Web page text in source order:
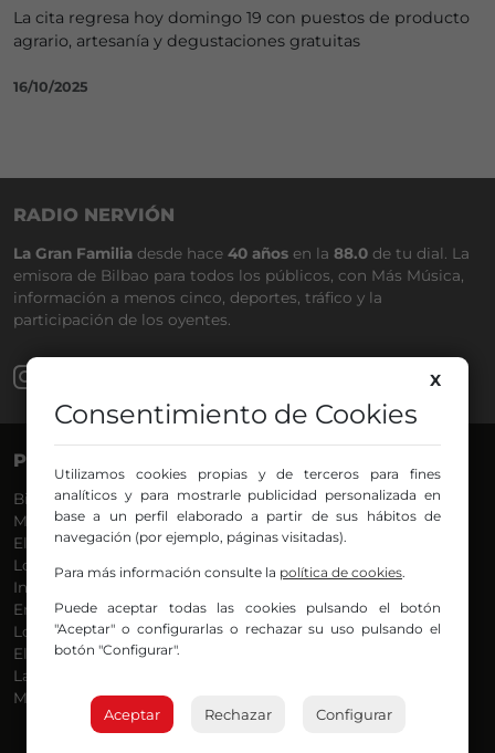
La cita regresa hoy domingo 19 con puestos de producto
agrario, artesanía y degustaciones gratuitas
16/10/2025
RADIO NERVIÓN
La Gran Familia desde hace 40 años en la 88.0 de tu dial. La
emisora de Bilbao para todos los públicos, con Más Música,
información a menos cinco, deportes, tráfico y la
participación de los oyentes.
PROGRAMAS
Bilbosport
Más Música
El Madrugador
Lo Más Nuevo
Informativos
En Ruta
Locos por la Música
El Supermadrugador
La Mañana de Radio Nervión
Más Madrugada
Agurtzane
Belén Ollero
Dani
Eduardo
Endika
Iker
José Ignacio
X
Consentimiento de Cookies
Utilizamos cookies propias y de terceros para fines
analíticos y para mostrarle publicidad personalizada en
base a un perfil elaborado a partir de sus hábitos de
navegación (por ejemplo, páginas visitadas).
Para más información consulte la política de cookies.
Puede aceptar todas las cookies pulsando el botón
"Aceptar" o configurarlas o rechazar su uso pulsando el
botón "Configurar".
Aceptar Rechazar Configurar